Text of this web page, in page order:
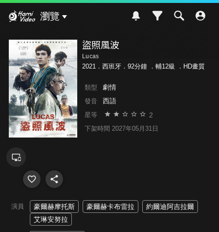
瀏覽
盜照風波
Lucas
2021．西班牙．92分鐘 ． 輔12級 ．HD畫質
類型 劇情
發音 西語
星等 2
下架時間 2027年05月31日
演員 豪爾赫摩托斯 豪爾赫卡布雷拉
約爾迪阿吉拉爾
艾琳安努拉